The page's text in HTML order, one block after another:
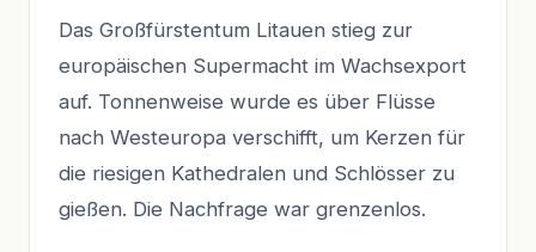
Das Großfürstentum Litauen stieg zur
europäischen Supermacht im Wachsexport
auf. Tonnenweise wurde es über Flüsse
nach Westeuropa verschifft, um Kerzen für
die riesigen Kathedralen und Schlösser zu
gießen. Die Nachfrage war grenzenlos.